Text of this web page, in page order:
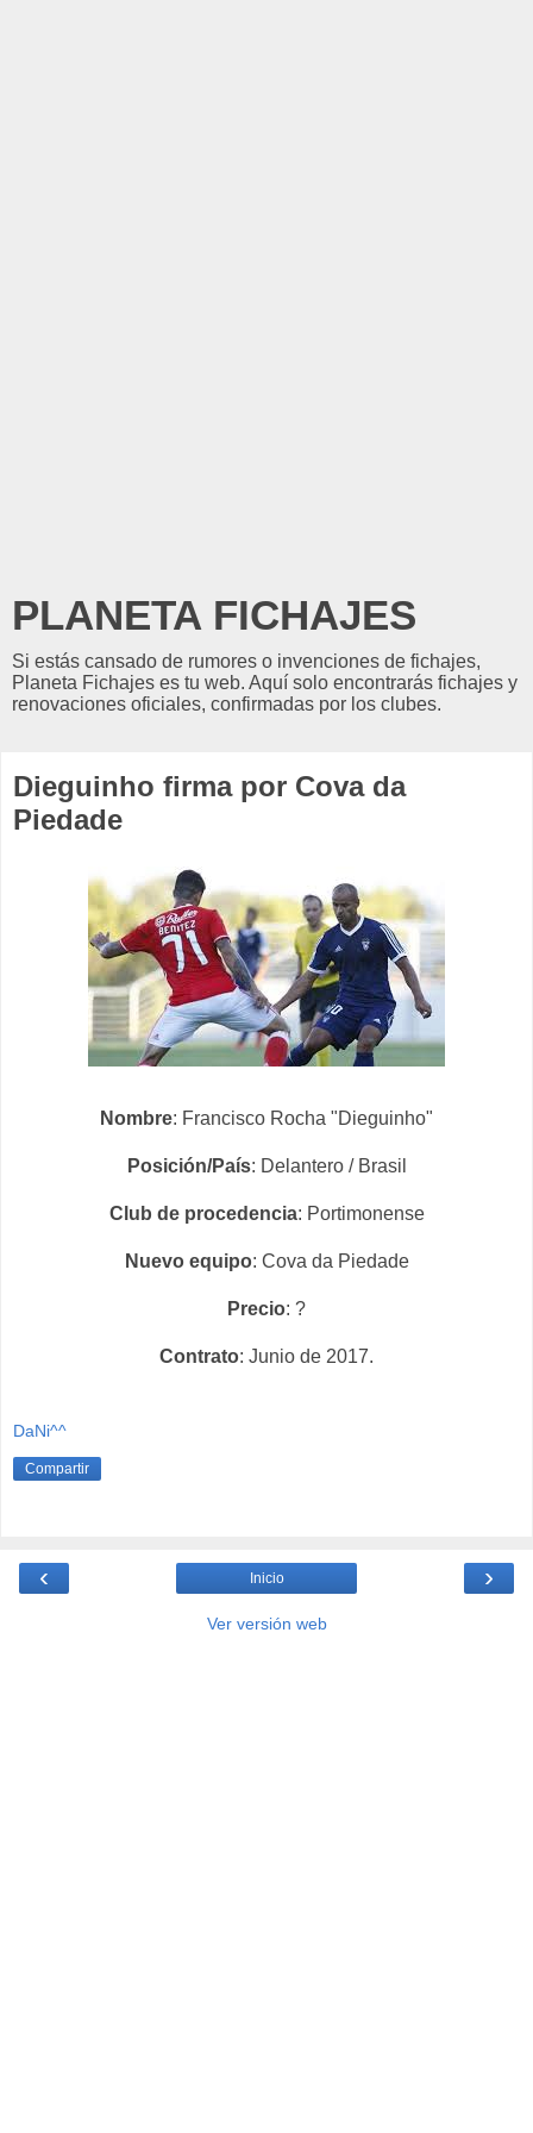
PLANETA FICHAJES
Si estás cansado de rumores o invenciones de fichajes,
Planeta Fichajes es tu web. Aquí solo encontrarás fichajes y
renovaciones oficiales, confirmadas por los clubes.
Dieguinho firma por Cova da
Piedade
Nombre: Francisco Rocha "Dieguinho"
Posición/País: Delantero / Brasil
Club de procedencia: Portimonense
Nuevo equipo: Cova da Piedade
Precio: ?
Contrato: Junio de 2017.
DaNi^^
Compartir
‹ ›
Inicio
Ver versión web